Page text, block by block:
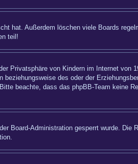
hat. Außerdem löschen viele Boards
teil!
Privatsphäre von Kindern im Internet
des oder der
beachte, dass das phpBB-Team keine
Board-Administration gesperrt wurde.